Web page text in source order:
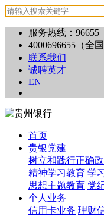
服务热线：96655
4000696655（全国
联系我们
诚聘英才
EN
首页
贵银党建
树立和践行正确
精神学习教育 学
思想主题教育 党
个人业务
信用卡业务 理财